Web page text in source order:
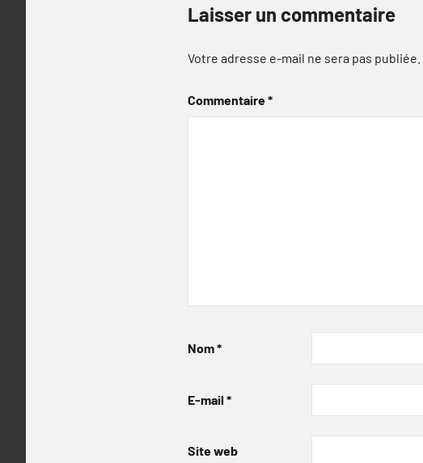
Laisser un commentaire
Votre adresse e-mail ne sera pas publiée.
Commentaire*
Nom*
E-mail *
Site web